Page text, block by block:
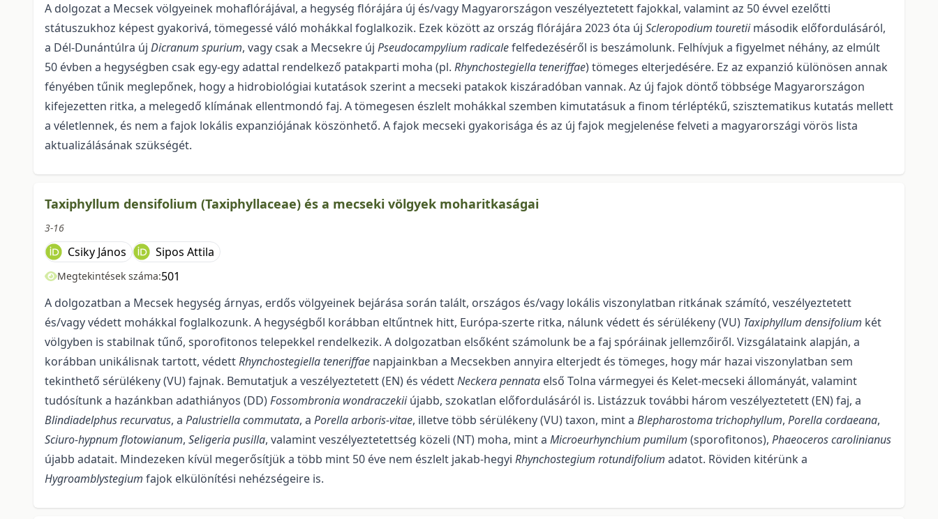
A dolgozat a Mecsek völgyeinek mohaflórájával, a hegység flórájára új és/vagy Magyar­országon veszélyeztetett fajokkal, valamint az 50 évvel ezelőtti
státuszukhoz képest gyakorivá, töme­gessé váló mohákkal foglalkozik. Ezek között az ország flórájára 2023 óta új Scleropodium touretiimá­sodik előfordulásáról,
a Dél-Dunántúlra új Dicranum spurium, vagy csak a Mecsekre új Pseudocampyli­um radicalefelfedezéséről is beszámolunk. Felhívjuk a figyelmet néhány, az elmúlt
50 évben a hegység­ben csak egy-egy adattal rendelkező patakparti moha (pl. Rhynchostegiella teneriffae) tömeges elterje­désére. Ez az expanzió különösen annak
fényében tűnik meglepőnek, hogy a hidrobiológiai kutatások szerint a mecseki patakok kiszáradóban vannak. Az új fajok döntő többsége Magyarországon
kifejezet­ten ritka, a melegedő klímának ellentmondó faj. A tömegesen észlelt mohákkal szemben kimutatásuk a finom térléptékű, szisztematikus kutatás mellett
a véletlennek, és nem a fajok lokális expanziójának köszönhető. A fajok mecseki gyakorisága és az új fajok megjelenése felveti a magyarországi vörös lista
aktualizálásának szükségét.
Taxiphyllum densifolium (Taxiphyllaceae) és a mecseki völgyek moharitkaságai
3-16
Csiky János Sipos Attila
Megtekintések száma:501
A dolgozatban a Mecsek hegység árnyas, erdős völgyeinek bejárása során talált, orszá­gos és/vagy lokális viszonylatban ritkának számító, veszélyeztetett
és/vagy védett mohákkal foglalko­zunk. A hegységből korábban eltűntnek hitt, Európa-szerte ritka, nálunk védett és sérülékeny (VU) Taxiphyllum densifolium két
völgyben is stabilnak tűnő, sporofitonos telepekkel rendelkezik. A dolgo­zatban elsőként számolunk be a faj spóráinak jellemzőiről. Vizsgálataink alapján, a
korábban unikális­nak tartott, védettRhynchostegiella teneriffae napjainkban a Mecsekben annyira elterjedt és tömeges, hogy már hazai viszonylatban sem
tekinthető sérülékeny (VU) fajnak. Bemutatjuk a veszélyeztetett (EN) és védettNeckera pennata első Tolna vármegyei és Kelet-mecseki állományát, valamint
tudósítunk a hazánkban adathiányos (DD)Fossombronia wondraczekiiújabb, szokatlan előfordulásáról is. Listáz­zuk további három veszélyeztetett (EN) faj, a
Blindiadelphus recurvatus, a Palustriella commutata, a Porella arboris-vitae, illetve több sérülékeny (VU) taxon, mint a Blepharostoma trichophyllum, Porella cordaeana,
Sciuro-hypnum flotowianum, Seligeria pusilla, valamint veszélyeztetettség közeli (NT) moha, mint a Microeurhynchium pumilum (sporofitonos), Phaeoceros carolinianus
újabb adatait. Mindezeken kívül megerősítjük a több mint 50 éve nem észlelt jakab-hegyi Rhynchostegium rotundifolium adatot. Röviden kitérünk a
Hygroamblystegium fajok elkülönítési nehézségeire is.